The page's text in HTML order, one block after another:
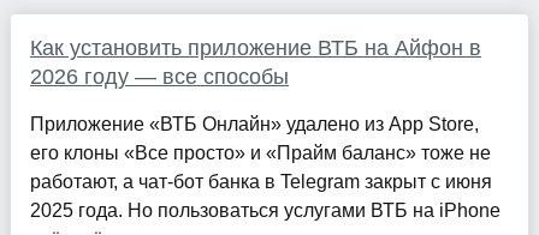
Как установить приложение ВТБ на Айфон в
2026 году — все способы
Приложение «ВТБ Онлайн» удалено из App Store,
его клоны «Все просто» и «Прайм баланс» тоже не
работают, а чат-бот банка в Telegram закрыт с июня
2025 года. Но пользоваться услугами ВТБ на iPhone